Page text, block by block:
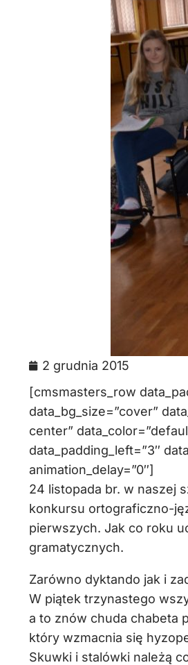
2 grudnia 2015
[cmsmasters_row
data_bg_size=”cover”
center”
data_padding_left=”3″
animation_delay=”0″]
24 listopada br. w naszej
konkursu ortograficzno-
pierwszych. Jak co roku
gramatycznych.
Zarówno dyktando jak i
W piątek trzynastego
a to znów chuda chabeta
który wzmacnia się
Skuwki i stalówki należą